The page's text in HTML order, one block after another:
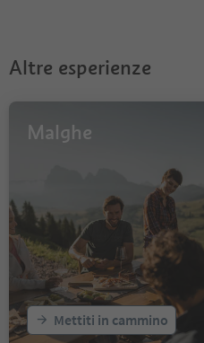
10
12
17
18
19
Altre esperienze
Malghe
Mettiti in cammino